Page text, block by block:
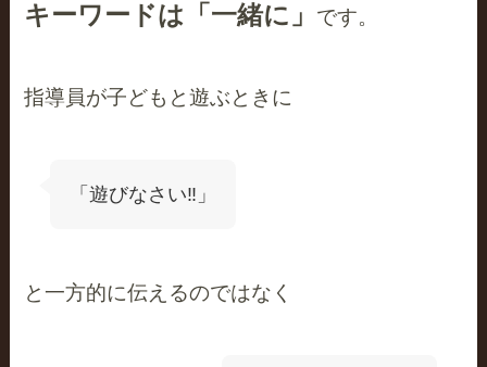
キーワードは「一緒に」 です。
指導員が子どもと遊ぶときに
「遊びなさい‼」
と一方的に伝えるのではなく